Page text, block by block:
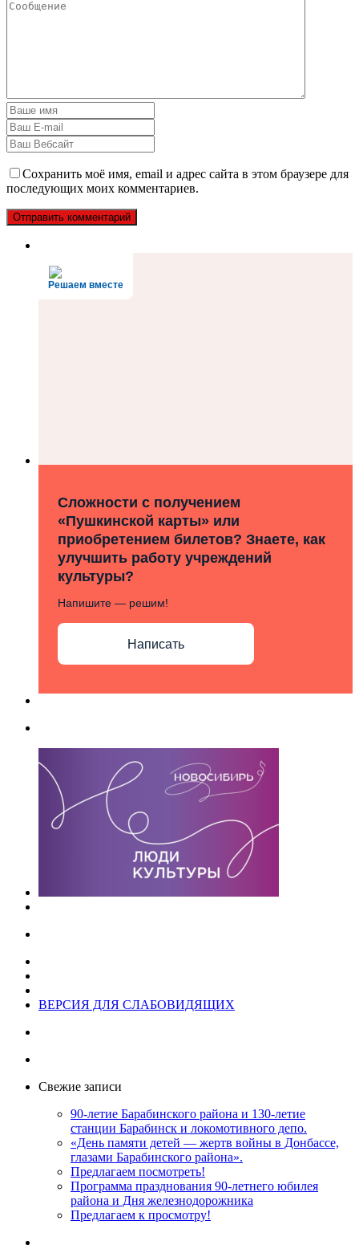
Сохранить моё имя, email и адрес сайта в этом браузере для
последующих моих комментариев.
Решаем вместе
Сложности с получением
«Пушкинской карты» или
приобретением билетов? Знаете, как
улучшить работу учреждений
культуры?
Напишите — решим!
Написать
ВЕРСИЯ ДЛЯ СЛАБОВИДЯЩИХ
Свежие записи
90-летие Барабинского района и 130-летие
станции Барабинск и локомотивного депо.
«День памяти детей — жертв войны в Донбассе,
глазами Барабинского района».
Предлагаем посмотреть!
Программа празднования 90-летнего юбилея
района и Дня железнодорожника
Предлагаем к просмотру!